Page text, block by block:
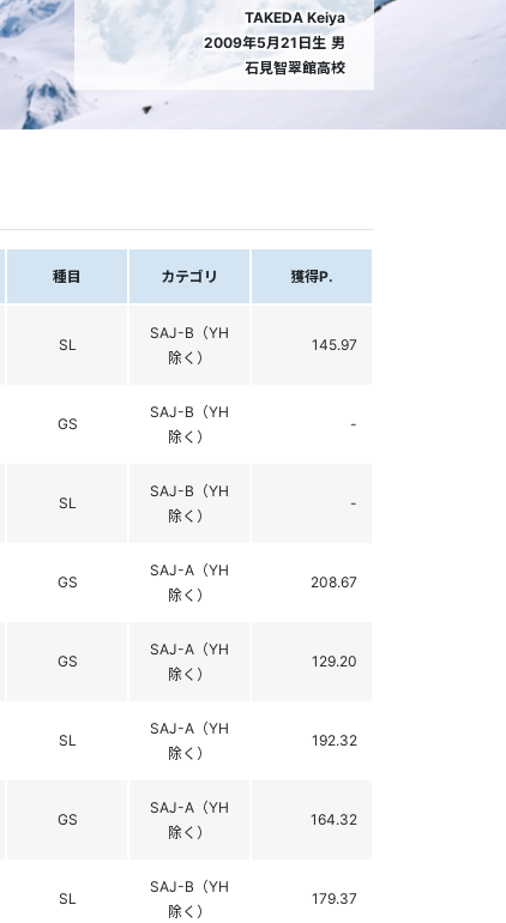
TAKEDA Keiya
2009年5月21日生 男
石見智翠館高校
種目 カテゴリ 獲得P.
SL
SAJ-B（YH
除く）
145.97
GS
SAJ-B（YH
除く）
-
SL
SAJ-B（YH
除く）
-
GS
SAJ-A（YH
除く）
208.67
GS
SAJ-A（YH
除く）
129.20
SL
SAJ-A（YH
除く）
192.32
GS
SAJ-A（YH
除く）
164.32
SL
SAJ-B（YH
除く）
179.37